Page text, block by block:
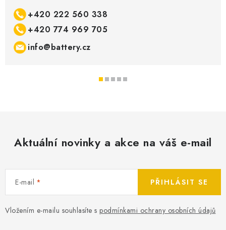
+420 222 560 338
+420 774 969 705
info@battery.cz
Aktuální novinky a akce na váš e-mail
E-mail
Vložením e-mailu souhlasíte s podmínkami ochrany osobních údajů
PŘIHLÁSIT SE